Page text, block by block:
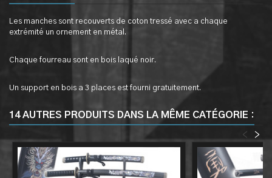
Les manches sont recouverts de coton tressé avec a chaque
extrémité un ornement en métal.
Chaque fourreau sont en bois laqué noir.
Un support en bois a 3 places est fourni gratuitement.
14 AUTRES PRODUITS DANS LA MÊME CATÉGORIE :
>
<